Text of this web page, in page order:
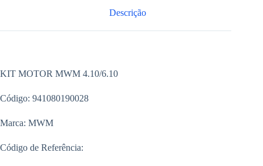
Descrição
KIT MOTOR MWM 4.10/6.10
Código: 941080190028
Marca: MWM
Código de Referência: